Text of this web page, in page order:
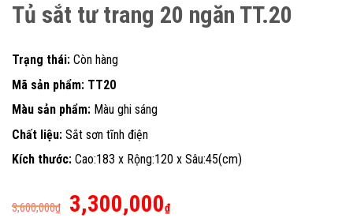
Tủ sắt tư trang 20 ngăn TT.20
Trạng thái: Còn hàng
Mã sản phẩm: TT20
Màu sản phẩm: Màu ghi sáng
Chất liệu: Sắt sơn tĩnh điện
Kích thước: Cao:183 x Rộng:120 x Sâu:45(cm)
3,600,000₫
Giá
3,300,000₫Giá